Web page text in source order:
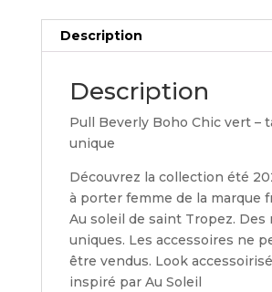
Description
Description
Pull Beverly Boho Chic vert –
unique
Découvrez la collection été
à porter femme de la marque
Au soleil de saint Tropez. Des
uniques. Les accessoires ne
être vendus. Look
inspiré par Au Soleil